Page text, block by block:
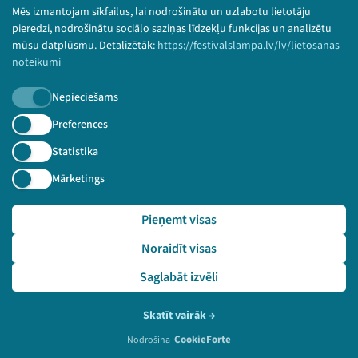
Mēs izmantojam sīkfailus, lai nodrošinātu un uzlabotu lietotāju
pieredzi, nodrošinātu sociālo saziņas līdzekļu funkcijas un analizētu
mūsu datplūsmu. Detalizētāk: https://festivalslampa.lv/lv/lietosanas-
noteikumi
Nepieciešams
Preferences
Statistika
Mārketings
Saglabāt izvēli
Noraidīt visas
Pieņemt visas
Skatīt vairāk→
Nodrošina CookieForte
© 2026 Sarunu festivāls LAMPA Visas tiesības
paturētas.
Piesakies jaunumiem!
Nepalaid garām aktuālāko informāciju!
Pieteikties
🔗 https://festivalslampa.lv/lv/video-arhivs/2180